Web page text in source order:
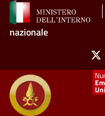
Salta al contenuto
nazionale
X